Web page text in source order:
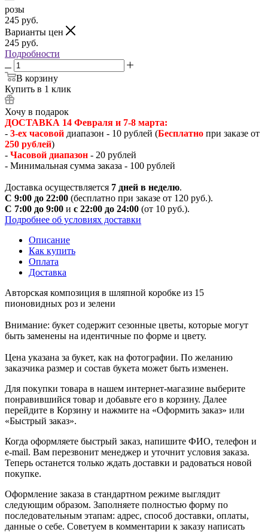
розы
245 руб.
Варианты цен
245 руб.
Подробности
В корзину
Купить в 1 клик
Хочу в подарок
ДОСТАВКА 14 Февраля и 7-8 марта:
- 3-ех часовой диапазон - 10 рублей (Бесплатно при заказе от
250 рублей)
- Часовой диапазон - 20 рублей
- Минимальная сумма заказа - 100 рублей
Доставка осуществляется 7 дней в неделю.
С 9:00 до 22:00 (бесплатно при заказе от 120 руб.).
С 7:00 до 9:00 и с 22:00 до 24:00 (от 10 руб.).
Подробнее об условиях доставки
Описание
Как купить
Оплата
Доставка
Авторская композиция в шляпной коробке из 15
пионовидных роз и зелени
Внимание: букет содержит сезонные цветы, которые могут
быть заменены на идентичные по форме и цвету.
Цена указана за букет, как на фотографии. По желанию
заказчика размер и состав букета может быть изменен.
Для покупки товара в нашем интернет-магазине выберите
понравившийся товар и добавьте его в корзину. Далее
перейдите в Корзину и нажмите на «Оформить заказ» или
«Быстрый заказ».
Когда оформляете быстрый заказ, напишите ФИО, телефон и
e-mail. Вам перезвонит менеджер и уточнит условия заказа.
Теперь останется только ждать доставки и радоваться новой
покупке.
Оформление заказа в стандартном режиме выглядит
следующим образом. Заполняете полностью форму по
последовательным этапам: адрес, способ доставки, оплаты,
данные о себе. Советуем в комментарии к заказу написать